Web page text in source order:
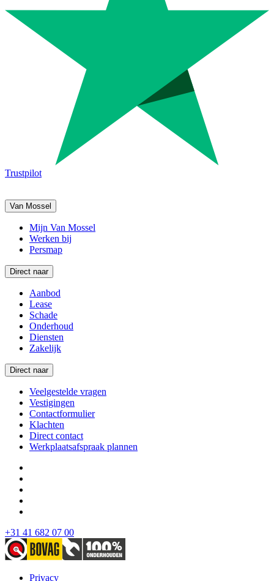
Trustpilot
Van Mossel
Mijn Van Mossel
Werken bij
Persmap
Direct naar
Aanbod
Lease
Schade
Onderhoud
Diensten
Zakelijk
Direct naar
Veelgestelde vragen
Vestigingen
Contactformulier
Klachten
Direct contact
Werkplaatsafspraak plannen
+31 41 682 07 00
Privacy